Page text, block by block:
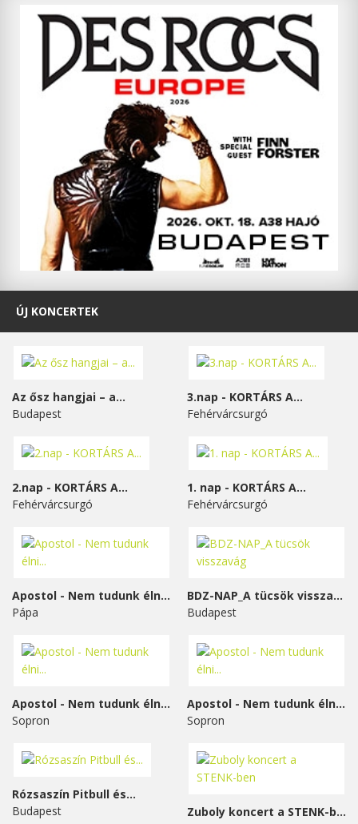
ÚJ KONCERTEK
Az ősz hangjai – a...
Budapest
3.nap - KORTÁRS A...
Fehérvárcsurgó
2.nap - KORTÁRS A...
Fehérvárcsurgó
1. nap - KORTÁRS A...
Fehérvárcsurgó
Apostol - Nem tudunk élni...
Pápa
BDZ-NAP_A tücsök visszavág
Budapest
Apostol - Nem tudunk élni...
Sopron
Apostol - Nem tudunk élni...
Sopron
Rózsaszín Pitbull és...
Budapest
Zuboly koncert a STENK-ben